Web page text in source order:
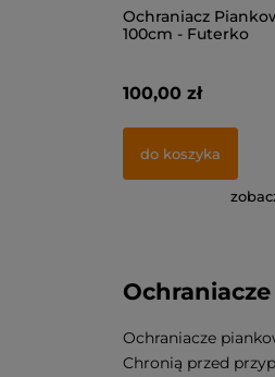
Ochraniacz
100cm - Futerko
100,00 zł
do koszyka
Ochraniacze
Chronią przed